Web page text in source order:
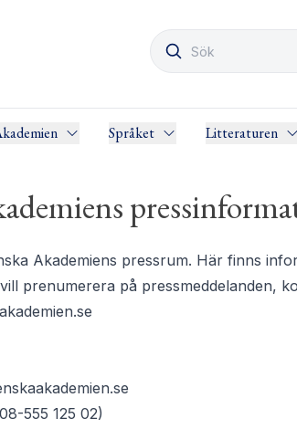
Språket Litteraturen
Akademiens pressrum. Här finns
prenumerera på pressmeddelanden,
555 125 02)